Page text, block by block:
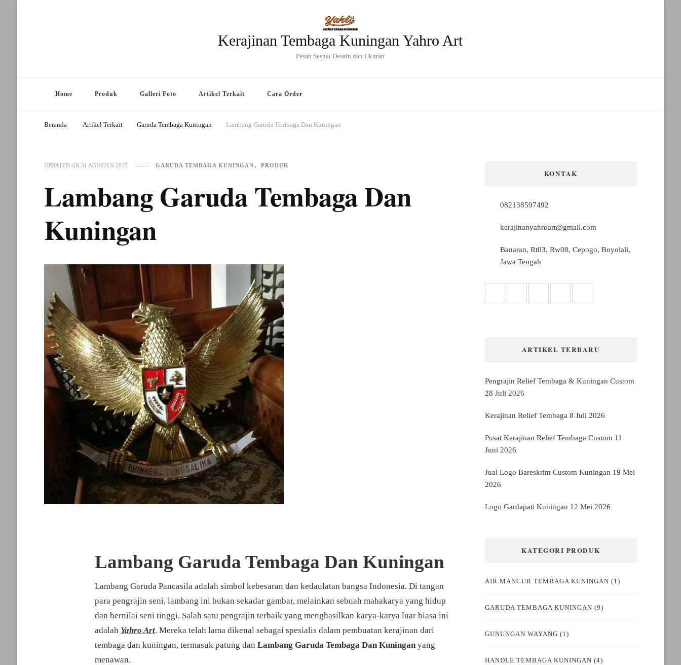
Kerajinan Tembaga Kuningan Yahro Art
Pesan Sesuai Desain dan Ukuran
Home Produk Galleri Foto Artikel Terkait Cara Order
Beranda Artikel Terkait Garuda Tembaga Kuningan Lambang Garuda Tembaga Dan Kuningan
UPDATED ON 31 AGUSTUS 2025 GARUDA TEMBAGA KUNINGAN PRODUK
Lambang Garuda Tembaga Dan
Kuningan
Lambang Garuda Tembaga Dan Kuningan
Lambang Garuda Pancasila adalah simbol kebesaran dan kedaulatan bangsa Indonesia. Di tangan
para pengrajin seni, lambang ini bukan sekadar gambar, melainkan sebuah mahakarya yang hidup
dan bernilai seni tinggi. Salah satu pengrajin terbaik yang menghasilkan karya-karya luar biasa ini
adalah Yahro Art. Mereka telah lama dikenal sebagai spesialis dalam pembuatan kerajinan dari
tembaga dan kuningan, termasuk patung dan Lambang Garuda Tembaga Dan Kuninganyang
menawan.
KONTAK
082138597492
kerajinanyahroart@gmail.com
Banaran, Rt03, Rw08, Cepogo, Boyolali,
Jawa Tengah
ARTIKEL TERBARU
Pengrajin Relief Tembaga & Kuningan Custom
28 Juli 2026
Kerajinan Relief Tembaga 8 Juli 2026
Pusat Kerajinan Relief Tembaga Custom 11
Juni 2026
Jual Logo Bareskrim Custom Kuningan 19 Mei
2026
Logo Gardapati Kuningan 12 Mei 2026
KATEGORI PRODUK
AIR MANCUR TEMBAGA KUNINGAN (1)
GARUDA TEMBAGA KUNINGAN (9)
GUNUNGAN WAYANG (1)
HANDLE TEMBAGA KUNINGAN (4)